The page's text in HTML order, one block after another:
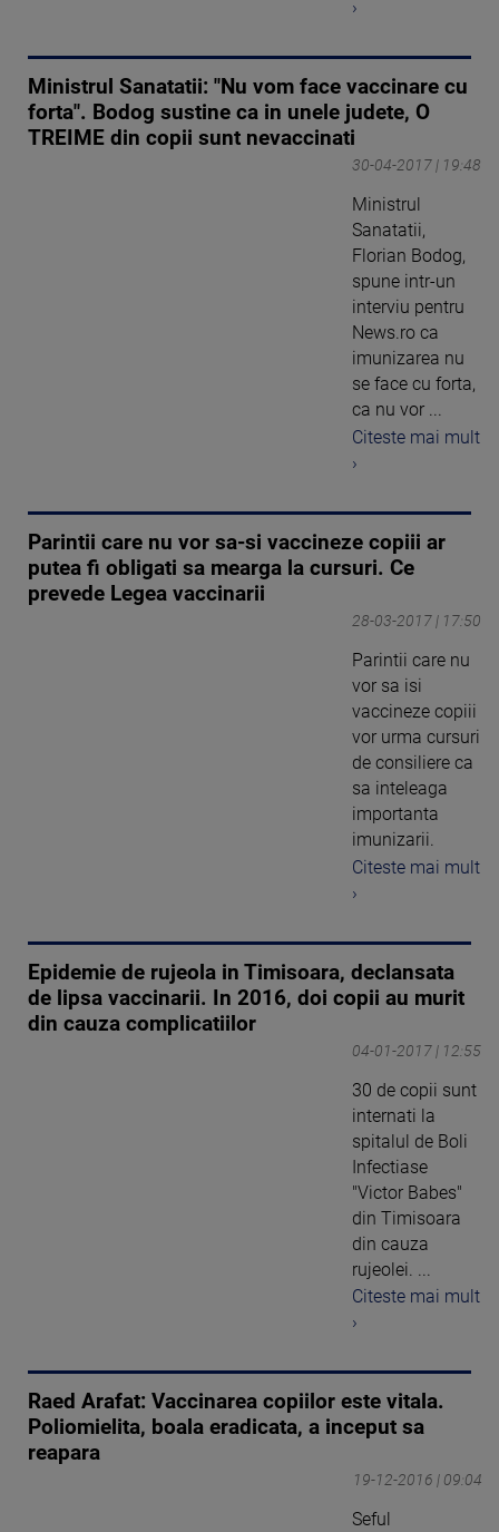
›
Ministrul Sanatatii: "Nu vom face vaccinare cu
forta". Bodog sustine ca in unele judete, O
TREIME din copii sunt nevaccinati
30-04-2017 | 19:48
Ministrul
Sanatatii,
Florian Bodog,
spune intr-un
interviu pentru
News.ro ca
imunizarea nu
se face cu forta,
ca nu vor ...
Citeste mai mult
›
Parintii care nu vor sa-si vaccineze copiii ar
putea fi obligati sa mearga la cursuri. Ce
prevede Legea vaccinarii
28-03-2017 | 17:50
Parintii care nu
vor sa isi
vaccineze copiii
vor urma cursuri
de consiliere ca
sa inteleaga
importanta
imunizarii.
Citeste mai mult
›
Epidemie de rujeola in Timisoara, declansata
de lipsa vaccinarii. In 2016, doi copii au murit
din cauza complicatiilor
04-01-2017 | 12:55
30 de copii sunt
internati la
spitalul de Boli
Infectiase
"Victor Babes"
din Timisoara
din cauza
rujeolei. ...
Citeste mai mult
›
Raed Arafat: Vaccinarea copiilor este vitala.
Poliomielita, boala eradicata, a inceput sa
reapara
19-12-2016 | 09:04
Seful